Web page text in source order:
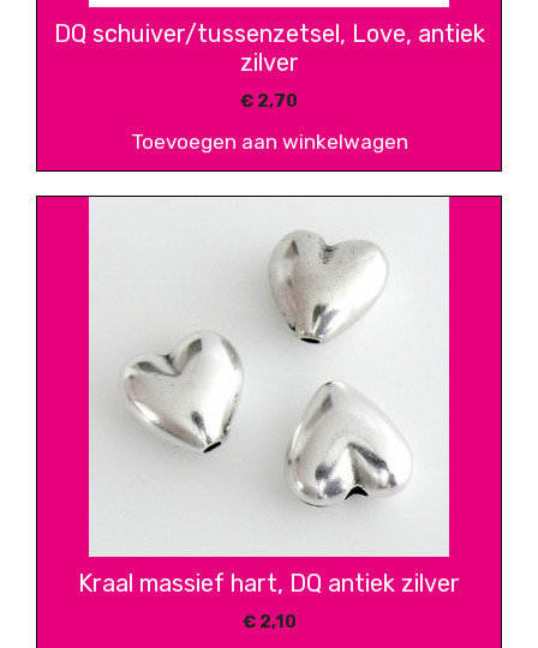
DQ schuiver/tussenzetsel, Love, antiek
zilver
€ 2,70
Toevoegen aan winkelwagen
Kraal massief hart, DQ antiek zilver
€2,10